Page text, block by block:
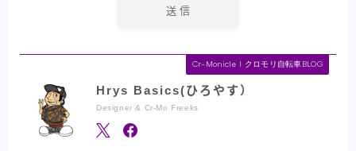
Cr-Monicle l クロモリ自転車BLOG
Hrys Basics(ひろやす）
Designer & Cr-Mo Freeks